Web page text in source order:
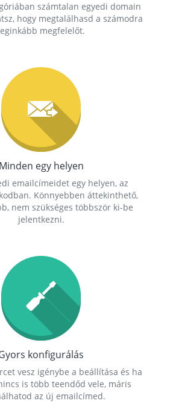
számtalan egyedi domain
hogy megtalálhasd a számodra
megfelelőt.
Minden egy helyen
emailcímeidet egy helyen, az
Könnyebben áttekinthető,
nem szükséges többször ki-be
jelentkezni.
konfigurálás
vesz igénybe a beállítása és ha
is több teendőd vele, máris
az új emailcímed.